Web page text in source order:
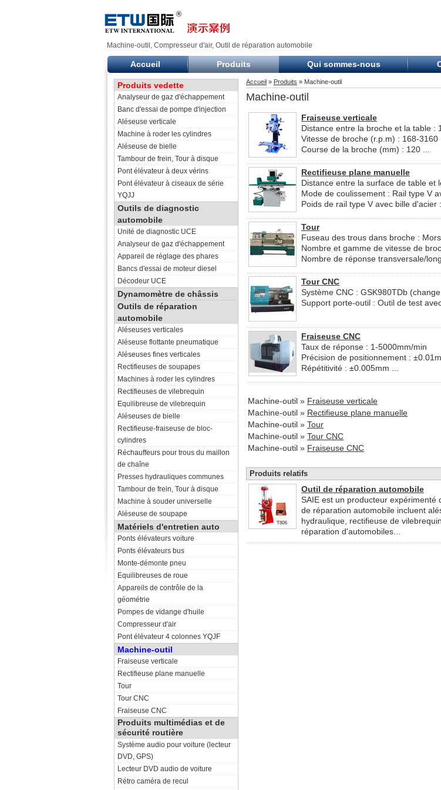
Machine-outil, Compresseur d'air, Outil de réparation automobile
Accueil Produits Qui sommes-nous
Produits vedette
Analyseur de gaz d'échappement
Banc d'essai de pompe d'injection
Aléseuse verticale
Machine à roder les cylindres
Aléseuse de bielle
Tambour de frein, Tour à disque
Pont élévateur à deux vérins
Pont élévateur à ciseaux de série
YQJJ
Outils de diagnostic
automobile
Unité de diagnostic UCE
Analyseur de gaz d'échappement
Appareil de réglage des phares
Bancs d'essai de moteur diesel
Décodeur UCE
Dynamomètre de châssis
Outils de réparation
automobile
Aléseuses verticales
Aléseuse flottante pneumatique
Aléseuses fines verticales
Rectifieuses de soupapes
Machines à roder les cylindres
Rectifieuses de vilebrequin
Equilibreuse de vilebrequin
Aléseuses de bielle
Rectifieuse-fraiseuse de bloc-
cylindres
Réchauffeurs pour trous du maillon
de chaîne
Presses hydrauliques communes
Tambour de frein, Tour à disque
Machine à souder universelle
Aléseuse de soupape
Matériels d'entretien auto
Ponts élévateurs voiture
Ponts élévateurs bus
Monte-démonte pneu
Equilibreuses de roue
Appareils de contrôle de la
géométrie
Pompes de vidange d'huile
Compresseur d'air
Pont élévateur 4 colonnes YQJF
Machine-outil
Fraiseuse verticale
Rectifieuse plane manuelle
Tour
Tour CNC
Fraiseuse CNC
Produits multimédias et de
sécurité routière
Système audio pour voiture (lecteur
DVD, GPS)
Lecteur DVD audio de voiture
Rétro caméra de recul
Accueil » Produits » Machine-outil
Machine-outil
Fraiseuse verticale
Distance entre la broche et la table :
Vitesse de broche (r.p.m) : 168-3160
Course de la broche (mm) : 120 ...
Rectifieuse plane manuelle
Distance entre la surface de table et
Mode de coulissement : Rail type V
Poids de rail type V avec bille d'acier :
Tour
Fuseau des trous dans broche :
Nombre et gamme de vitesse de
Nombre de réponse transversale/
Tour CNC
Système CNC : GSK980TDb
Support porte-outil : Outil de test
Fraiseuse CNC
Taux de réponse : 1-5000mm/min
Précision de positionnement :
Répétitivité : ±0.005mm ...
Machine-outil » Fraiseuse verticale
Machine-outil » Rectifieuse plane manuelle
Machine-outil » Tour
Machine-outil » Tour CNC
Machine-outil » Fraiseuse CNC
Produits relatifs
Outil de réparation automobile
SAIE est un producteur
de réparation automobile incluent
hydraulique, rectifieuse de
réparation d'automobiles...